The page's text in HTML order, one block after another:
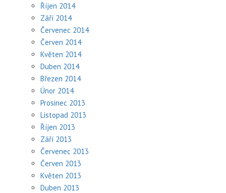
Říjen 2014
Září 2014
Červenec 2014
Červen 2014
Květen 2014
Duben 2014
Březen 2014
Únor 2014
Prosinec 2013
Listopad 2013
Říjen 2013
Září 2013
Červenec 2013
Červen 2013
Květen 2013
Duben 2013